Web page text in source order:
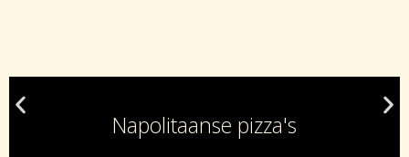
Napolitaanse pizza's